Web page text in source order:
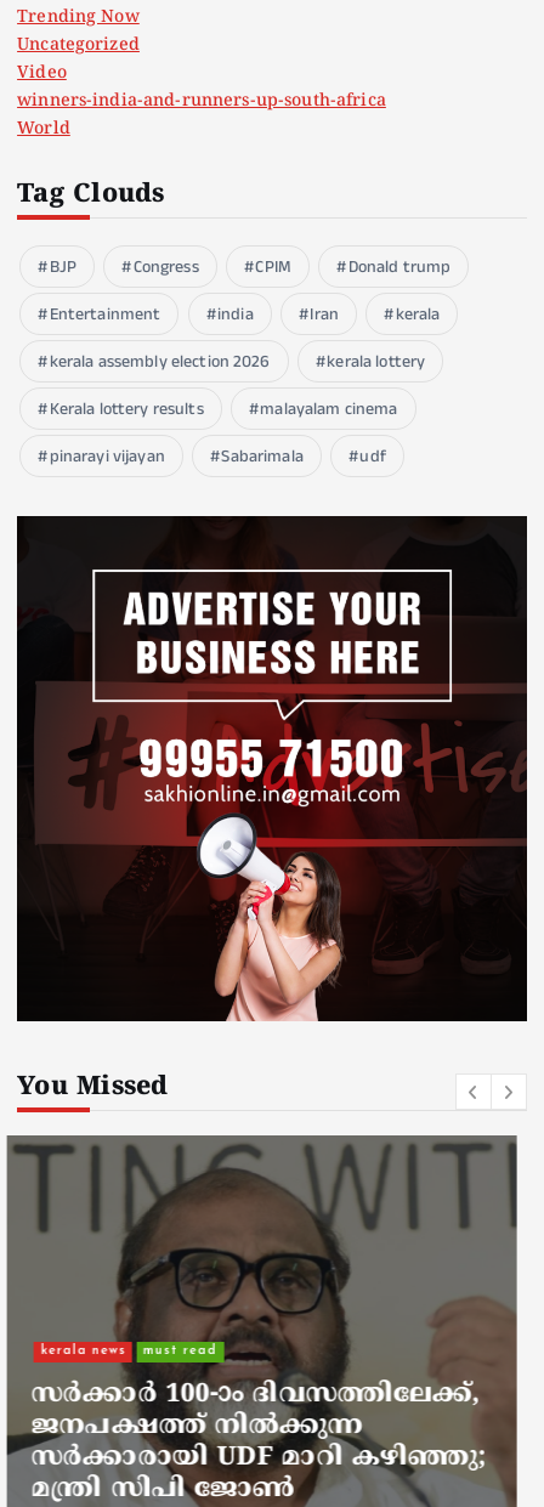
Trending Now
Uncategorized
Video
winners-india-and-runners-up-south-africa
World
Tag Clouds
BJP Congress CPIM
Donald trump
Entertainment
india Iran
kerala
kerala assembly election 2026
kerala lottery
Kerala lottery results
malayalam cinema
pinarayi vijayan
Sabarimala udf
You Missed
kerala news must read
നാടെങ്ങും പൊലീസ് തിരയുന്നു,
ചായകുടിക്കാൻ എടപ്പാളിലെത്തി
അർജുൻ ആയങ്കി;
സഞ്ചരിക്കുന്നത് വാഹനങ്ങൾ
മാറ്റി